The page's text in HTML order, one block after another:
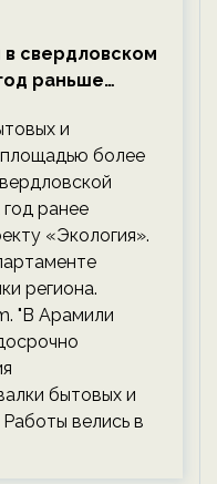
в свердловском
раньше
и
более
ранее
«Экология».
региона.
"В Арамили
бытовых и
велись в